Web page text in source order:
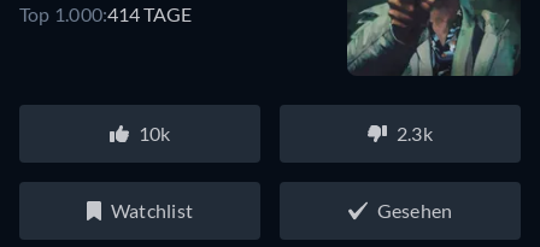
Top 1.000:414 TAGE
10k 2.3k
Watchlist Gesehen